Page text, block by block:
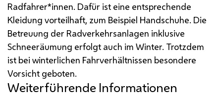
Radfahrer*innen. Dafür ist eine entsprechende
Kleidung vorteilhaft, zum Beispiel Handschuhe. Die
Betreuung der Radverkehrsanlagen inklusive
Schneeräumung erfolgt auch im Winter. Trotzdem
ist bei winterlichen Fahrverhältnissen besondere
Vorsicht geboten.
Weiterführende Informationen